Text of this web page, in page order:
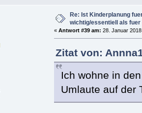
Re: Ist Kinderplanung
wichtig/essentiell als fuer
« Antwort #39 am: 28. Januar
Zitat von:
Ich wohne in
Umlaute auf der